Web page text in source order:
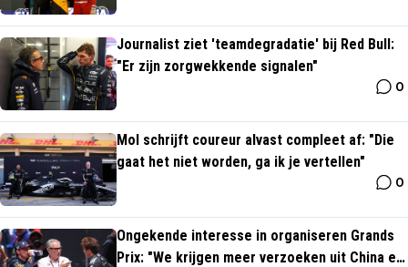
Journalist ziet 'teamdegradatie' bij Red Bull:
"Er zijn zorgwekkende signalen"
0
Mol schrijft coureur alvast compleet af: "Die
gaat het niet worden, ga ik je vertellen"
0
Ongekende interesse in organiseren Grands
Prix: "We krijgen meer verzoeken uit China en